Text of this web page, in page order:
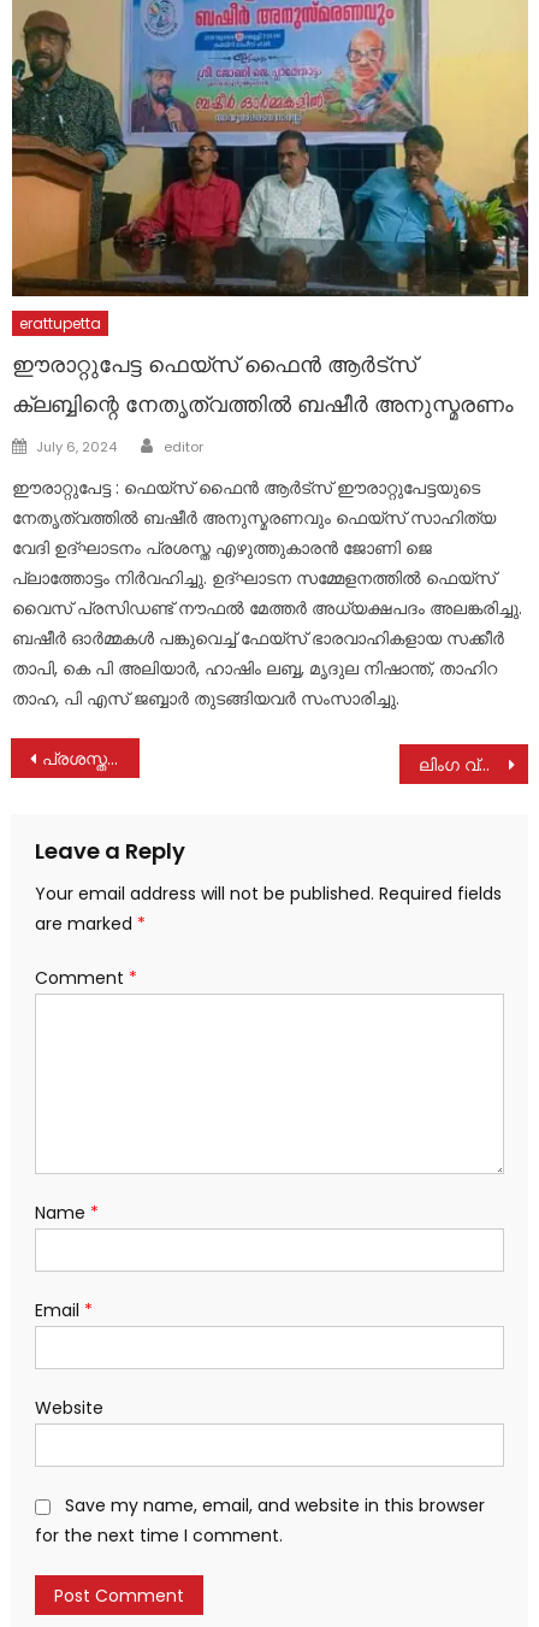
erattupetta
ഈരാറ്റുപേട്ട ഫെയ്സ് ഫൈൻ ആർട്സ്
ക്ലബ്ബിന്റെ നേതൃത്വത്തിൽ ബഷീർ അനുസ്മരണം
Posted
July 6, 2024 Author
editor
ഈരാറ്റുപേട്ട : ഫെയ്സ് ഫൈൻ ആർട്സ് ഈരാറ്റുപേട്ടയുടെ
നേതൃത്വത്തിൽ ബഷീർ അനുസ്മരണവും ഫെയ്സ് സാഹിത്യ
വേദി ഉദ്ഘാടനം പ്രശസ്ത എഴുത്തുകാരൻ ജോണി ജെ
പ്ലാത്തോട്ടം നിർവഹിച്ചു. ഉദ്ഘാടന സമ്മേളനത്തിൽ ഫെയ്സ്
വൈസ് പ്രസിഡണ്ട് നൗഫൽ മേത്തർ അധ്യക്ഷപദം അലങ്കരിച്ചു.
ബഷീർ ഓർമ്മകൾ പങ്കുവെച്ച് ഫേയ്സ് ഭാരവാഹികളായ സക്കീർ
താപി, കെ പി അലിയാർ, ഹാഷിം ലബ്ബ, മൃദുല നിഷാന്ത്, താഹിറ
താഹ, പി എസ് ജബ്ബാർ തുടങ്ങിയവർ സംസാരിച്ചു.
Post
പ്രശസ്ത സിനിമാ താരം സലിം കുമാര്‍ വിടവാങ്ങി ലിംഗ വ്യത്യാസമില്ലാതെ എല്ലാ വിദ്യാര്‍ത്ഥികള്‍ക്കും കെഎസ്ആര്‍ടിസി ബസ്സുകളില്‍ സൗജന്യ യാത്ര സൗകര്യം ഉറപ്പാക്കണം : ജോസ് കെ മാണി
Leave a Reply
Your email address will not be published. Required fields
are marked *
Comment *
Name *
Email *
Website
Save my name, email, and website in this browser
for the next time I comment.